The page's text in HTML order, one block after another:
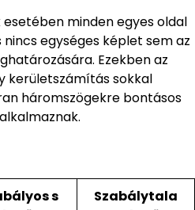
minden egyes oldal
egységes képlet sem az
Ezekben az
kerületszámítás sokkal
háromszögekre bontásos
s
Szabálytala